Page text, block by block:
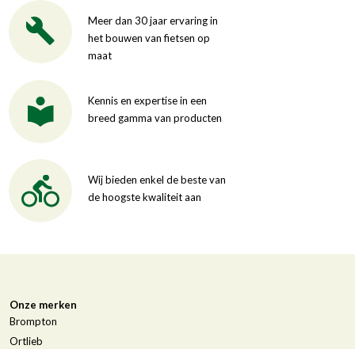
Meer dan 30 jaar ervaring in
het bouwen van fietsen op
maat
Kennis en expertise in een
breed gamma van producten
Wij bieden enkel de beste van
de hoogste kwaliteit aan
Onze merken
Brompton
Ortlieb